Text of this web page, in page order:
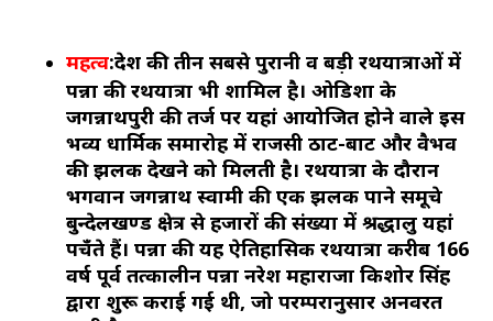
महत्व:देश की तीन सबसे पुरानी व बड़ी रथयात्राओं में
पन्ना की रथयात्रा भी शामिल है। ओडिशा के
जगन्नाथपुरी की तर्ज पर यहां आयोजित होने वाले इस
भव्य धार्मिक समारोह में राजसी ठाट-बाट और वैभव
की झलक देखने को मिलती है। रथयात्रा के दौरान
भगवान जगन्नाथ स्वामी की एक झलक पाने समूचे
बुन्देलखण्ड क्षेत्र से हजारों की संख्या में श्रद्धालु यहां
पहुँचते हैं। पन्ना की यह ऐतिहासिक रथयात्रा करीब 166
वर्ष पूर्व तत्कालीन पन्ना नरेश महाराजा किशोर सिंह
द्वारा शुरू कराई गई थी, जो परम्परानुसार अनवरत